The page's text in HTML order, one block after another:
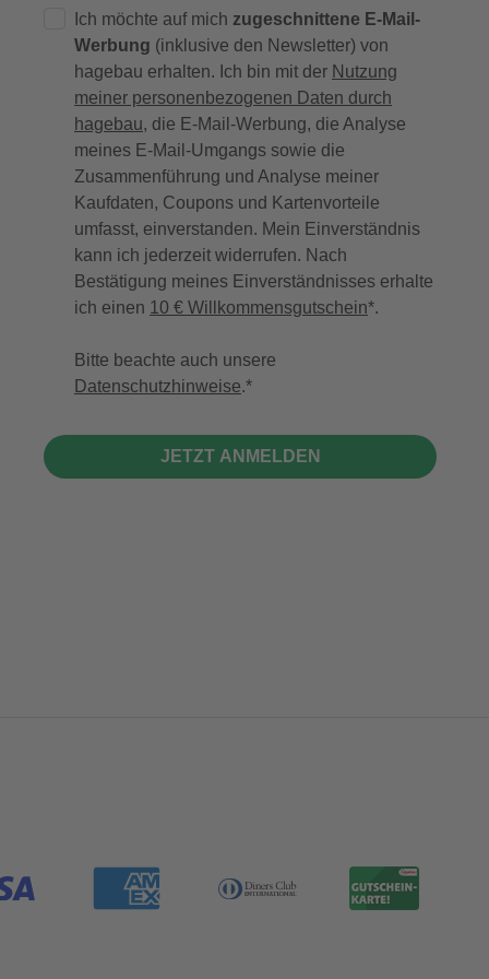
Ich möchte auf mich zugeschnittene E-Mail-
Werbung (inklusive den Newsletter) von
hagebau erhalten. Ich bin mit der Nutzung
meiner personenbezogenen Daten durch
hagebau, die E-Mail-Werbung, die Analyse
meines E-Mail-Umgangs sowie die
Zusammenführung und Analyse meiner
Kaufdaten, Coupons und Kartenvorteile
umfasst, einverstanden. Mein Einverständnis
kann ich jederzeit widerrufen. Nach
Bestätigung meines Einverständnisses erhalte
ich einen 10 € Willkommensgutschein*.
Bitte beachte auch unsere
Datenschutzhinweise.
JETZT ANMELDEN